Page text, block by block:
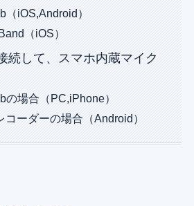
（iOS,Android）
（iOS）
続して、スマホ内蔵マイク
の場合（PC,iPhone）
コーダーの場合（Android）